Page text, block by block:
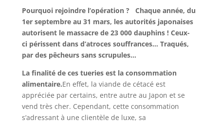
Pourquoi rejoindre l’opération ?
Chaque année, du
1er septembre au 31 mars, les autorités japonaises
autorisent le massacre de 23 000 dauphins ! Ceux-
ci périssent dans d’atroces souffrances… Traqués,
par des pêcheurs sans scrupules…
La finalité de ces tueries est la consommation
alimentaire.En effet, la viande de cétacé est
appréciée par certains, entre autre au Japon et se
vend très cher. Cependant, cette consommation
s’adressant à une clientèle de luxe, sa